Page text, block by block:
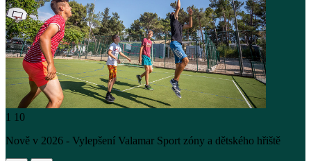
1 10
Nově v 2026 - Vylepšení Valamar Sport zóny a dětského hřiště